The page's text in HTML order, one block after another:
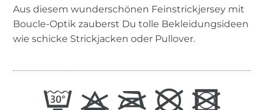
Aus diesem wunderschönen Feinstrickjersey mit
Boucle-Optik zauberst Du tolle Bekleidungsideen
wie schicke Strickjacken oder Pullover.